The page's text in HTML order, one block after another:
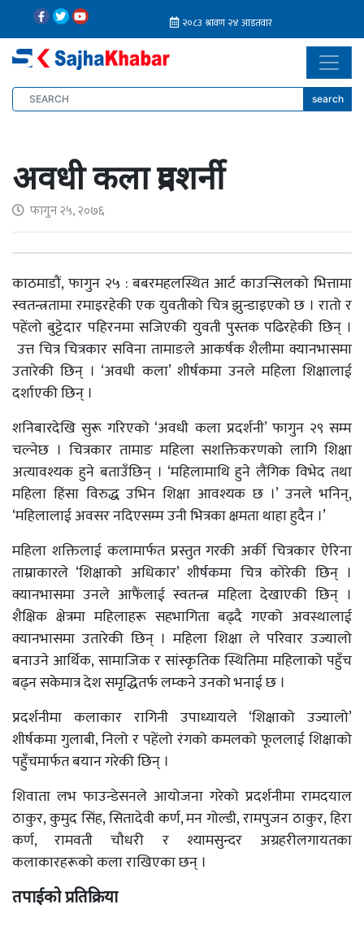
search
अवधी कला प्रदशर्नी
फागुन २५, २०७६
काठमाडौं, फागुन २५ : बबरमहलस्थित आर्ट काउन्सिलको भित्तामा
स्वतन्त्रतामा रमाइरहेकी एक युवतीको चित्र झुन्डाइएको छ । रातो र
पहेंलो बुट्टेदार पहिरनमा सजिएकी युवती पुस्तक पढिरहेकी छिन् ।
उत्त चित्र चित्रकार सविना तामाङले आकर्षक शैलीमा क्यानभासमा
उतारेकी छिन् । ‘अवधी कला’ शीर्षकमा उनले महिला शिक्षालाई
दर्शाएकी छिन् ।
शनिबारदेखि सुरू गरिएको ‘अवधी कला प्रदर्शनी’ फागुन २९ सम्म
चल्नेछ । चित्रकार तामाङ महिला सशक्तिकरणको लागि शिक्षा
अत्यावश्यक हुने बताउँछिन् । ‘महिलामाथि हुने लैंगिक विभेद तथा
महिला हिंसा विरुद्ध उभिन शिक्षा आवश्यक छ ।’ उनले भनिन्,
‘महिलालाई अवसर नदिएसम्म उनी भित्रका क्षमता थाहा हुदैन ।’
महिला शक्तिलाई कलामार्फत प्रस्तुत गरकी अर्की चित्रकार ऐरिना
ताम्राकारले ‘शिक्षाको अधिकार’ शीर्षकमा चित्र कोरेकी छिन् ।
क्यानभासमा उनले आफैंलाई स्वतन्त्र महिला देखाएकी छिन् ।
शैक्षिक क्षेत्रमा महिलाहरू सहभागिता बढ्दै गएको अवस्थालाई
क्यानभासमा उतारेकी छिन् । महिला शिक्षा ले परिवार उज्यालो
बनाउने आर्थिक, सामाजिक र सांस्कृतिक स्थितिमा महिलाको पहुँच
बढ्न सकेमात्र देश समृद्धितर्फ लम्कने उनको भनाई छ ।
प्रदर्शनीमा कलाकार रागिनी उपाध्यायले ‘शिक्षाको उज्यालो’
शीर्षकमा गुलाबी, निलो र पहेंलो रंगको कमलको फूललाई शिक्षाको
पहुँचमार्फत बयान गरेकी छिन् ।
शिवाता लभ फाउन्डेसनले आयोजना गरेको प्रदर्शनीमा रामदयाल
ठाकुर, कुमुद सिंह, सितादेवी कर्ण, मन गोल्डी, रामपुजन ठाकुर, हिरा
कर्ण, रामवती चौधरी र श्यामसुन्दर अग्रहरीलगायतका
कलाकारहरूको कला राखिएका छन् ।
तपाईको प्रतिक्रिया